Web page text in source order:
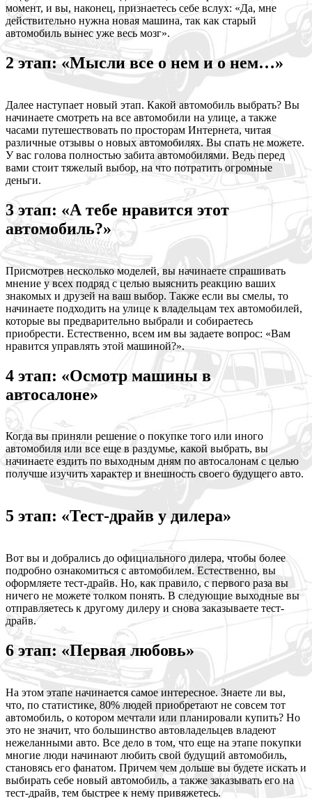
момент, и вы, наконец, признаетесь себе вслух: «Да, мне
действительно нужна новая машина, так как старый
автомобиль вынес уже весь мозг».
2 этап: «Мысли все о нем и о нем…»
Далее наступает новый этап. Какой автомобиль выбрать? Вы
начинаете смотреть на все автомобили на улице, а также
часами путешествовать по просторам Интернета, читая
различные отзывы о новых автомобилях. Вы спать не можете.
У вас голова полностью забита автомобилями. Ведь перед
вами стоит тяжелый выбор, на что потратить огромные
деньги.
3 этап: «А тебе нравится этот
автомобиль?»
Присмотрев несколько моделей, вы начинаете спрашивать
мнение у всех подряд с целью выяснить реакцию ваших
знакомых и друзей на ваш выбор. Также если вы смелы, то
начинаете подходить на улице к владельцам тех автомобилей,
которые вы предварительно выбрали и собираетесь
приобрести. Естественно, всем им вы задаете вопрос: «Вам
нравится управлять этой машиной?».
4 этап: «Осмотр машины в
автосалоне»
Когда вы приняли решение о покупке того или иного
автомобиля или все еще в раздумье, какой выбрать, вы
начинаете ездить по выходным дням по автосалонам с целью
получше изучить характер и внешность своего будущего авто.
5 этап: «Тест-драйв у дилера»
Вот вы и добрались до официального дилера, чтобы более
подробно ознакомиться с автомобилем. Естественно, вы
оформляете тест-драйв. Но, как правило, с первого раза вы
ничего не можете толком понять. В следующие выходные вы
отправляетесь к другому дилеру и снова заказываете тест-
драйв.
6 этап: «Первая любовь»
На этом этапе начинается самое интересное. Знаете ли вы,
что, по статистике, 80% людей приобретают не совсем тот
автомобиль, о котором мечтали или планировали купить? Но
это не значит, что большинство автовладельцев владеют
нежеланными авто. Все дело в том, что еще на этапе покупки
многие люди начинают любить свой будущий автомобиль,
становясь его фанатом. Причем чем дольше вы будете искать и
выбирать себе новый автомобиль, а также заказывать его на
тест-драйв, тем быстрее к нему привяжетесь.